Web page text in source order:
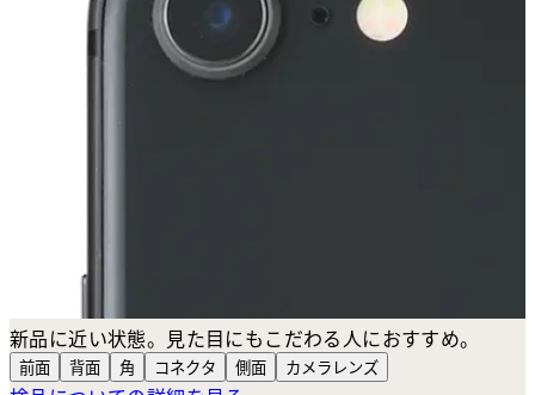
新品に近い状態。見た目にもこだわる人におすすめ。
前面 背面 角 コネクタ 側面 カメラ レンズ